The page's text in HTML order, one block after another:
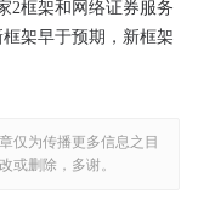
2框架和网络证券服务
架早于预期，新框架
仅为传播更多信息之目
或删除，多谢。